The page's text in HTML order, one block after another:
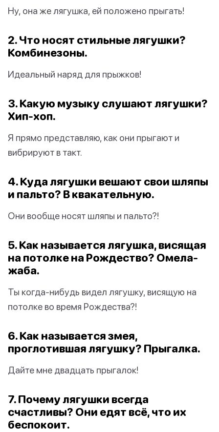
Ну, она же лягушка, ей положено прыгать!
2. Что носят стильные лягушки?
Комбинезоны.
Идеальный наряд для прыжков!
3. Какую музыку слушают лягушки?
Хип-хоп.
Я прямо представляю, как они прыгают и
вибрируют в такт.
4. Куда лягушки вешают свои шляпы
и пальто? В квакательную.
Они вообще носят шляпы и пальто?!
5. Как называется лягушка, висящая
на потолке на Рождество? Омела-
жаба.
Ты когда-нибудь видел лягушку, висящую на
потолке во время Рождества?!
6. Как называется змея,
проглотившая лягушку? Прыгалка.
Дайте мне двадцать прыгалок!
7. Почему лягушки всегда
счастливы? Они едят всё, что их
беспокоит.